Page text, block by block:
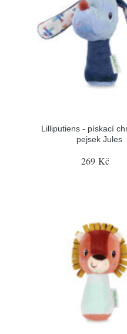
Lilliputiens - pískací
pejsek Jules
269 Kč